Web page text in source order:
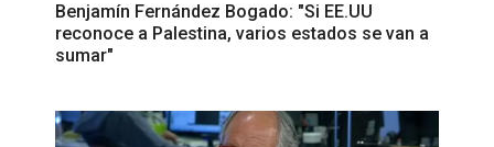
Benjamín Fernández Bogado: "Si EE.UU
reconoce a Palestina, varios estados se van a
sumar"